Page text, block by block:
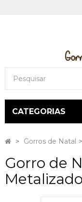
CATEGORIAS
> Gorros de Natal >
Gorro de
Metalizado